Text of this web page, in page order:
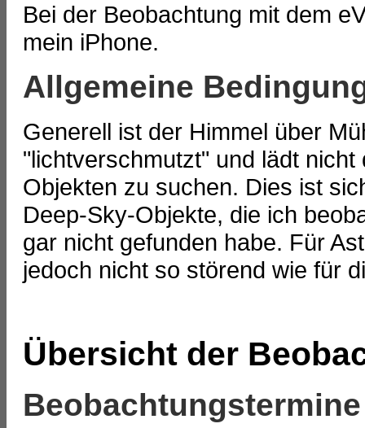
Bei der Beobachtung mit dem
mein iPhone.
Allgemeine
Generell ist der Himmel über
"lichtverschmutzt" und lädt
Objekten zu suchen. Dies ist
Deep-Sky-Objekte, die ich
gar nicht gefunden habe. Für
jedoch nicht so störend wie für
Übersicht der
Beobachtungstermine